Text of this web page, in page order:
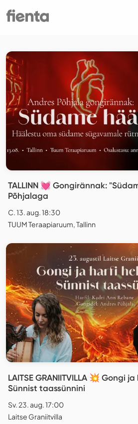
TALLINN 💓 Gongirännak:
Põhjalaga
C. 13. aug. 18:30
TUUM Teraapiaruum, Tallinn
LAITSE GRANIITVILLA 💥 Gongi
Sünnist taassünnini
Sv. 23. aug. 17:00
Laitse Graniitvilla